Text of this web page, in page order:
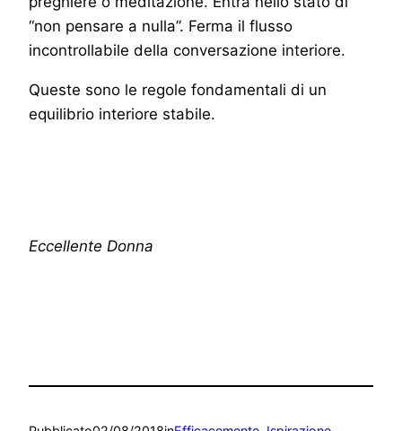
“non pensare a nulla”. Ferma il flusso
incontrollabile della conversazione interiore.
Queste sono le regole fondamentali di un
equilibrio interiore stabile.
Eccellente Donna